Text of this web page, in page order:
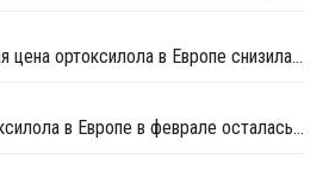
Ноябрьская контрактная цена ортоксилола в Европе снизилась на EUR20 за тонну
Контрактная цена ортоксилола в Европе в феврале осталась на уровне января